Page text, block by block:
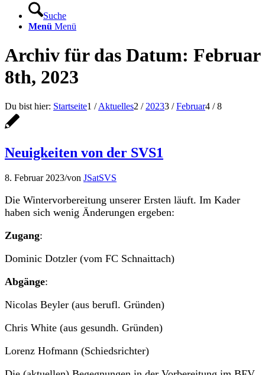
Suche
Menü Menü
Archiv für das Datum: Februar
8th, 2023
Du bist hier: Startseite1 / Aktuelles2 / 20233 / Februar4 / 8
Neuigkeiten von der SVS1
8. Februar 2023/von JSatSVS
Die Win­ter­vor­bere­itung unser­er Ersten läuft. Im Kad­er
haben sich wenig Änderun­gen ergeben:
Zugang:
Dominic Dot­zler (vom FC Schnaittach)
Abgänge:
Nico­las Beyler (aus beru­fl. Gründen)
Chris White (aus gesundh. Gründen)
Lorenz Hof­mann (Schied­srichter)